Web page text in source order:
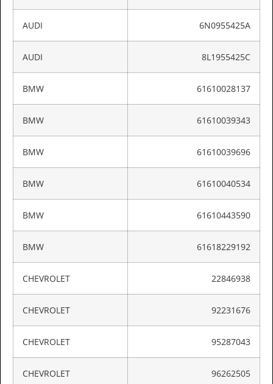
AUDI 6N0955425A
AUDI 8L1955425C
BMW 61610028137
BMW 61610039343
BMW 61610039696
BMW 61610040534
BMW 61610443590
BMW 61618229192
CHEVROLET 22846938
CHEVROLET 92231676
CHEVROLET 95287043
CHEVROLET 96262505